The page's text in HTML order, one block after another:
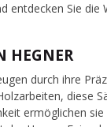
entdecken Sie
HEGNER
durch ihre
diese
ermöglichen